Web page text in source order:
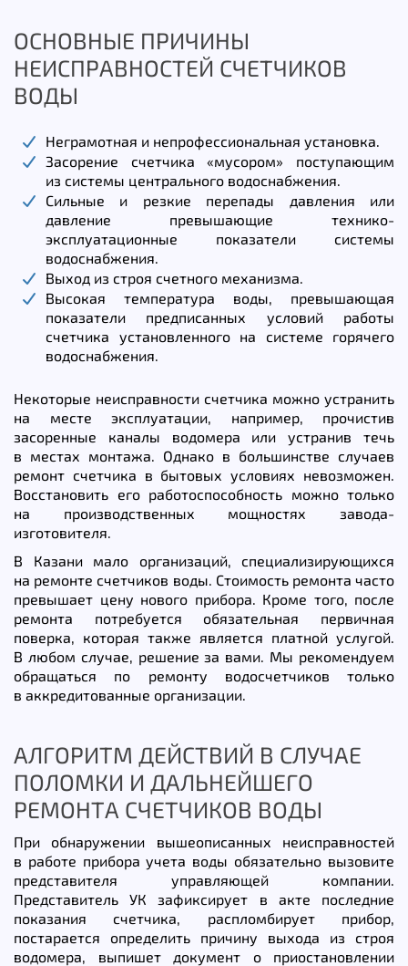
ОСНОВНЫЕ ПРИЧИНЫ
НЕИСПРАВНОСТЕЙ СЧЕТЧИКОВ
ВОДЫ
Неграмотная и непрофессиональная установка.
Засорение счетчика «мусором» поступающим
из системы центрального водоснабжения.
Сильные и резкие перепады давления или
давление превышающие технико-
эксплуатационные показатели системы
водоснабжения.
Выход из строя счетного механизма.
Высокая температура воды, превышающая
показатели предписанных условий работы
счетчика установленного на системе горячего
водоснабжения.
Некоторые неисправности счетчика можно устранить
на месте эксплуатации, например, прочистив
засоренные каналы водомера или устранив течь
в местах монтажа. Однако в большинстве случаев
ремонт счетчика в бытовых условиях невозможен.
Восстановить его работоспособность можно только
на производственных мощностях завода-
изготовителя.
В Казани мало организаций, специализирующихся
на ремонте счетчиков воды. Стоимость ремонта часто
превышает цену нового прибора. Кроме того, после
ремонта потребуется обязательная первичная
поверка, которая также является платной услугой.
В любом случае, решение за вами. Мы рекомендуем
обращаться по ремонту водосчетчиков только
в аккредитованные организации.
АЛГОРИТМ ДЕЙСТВИЙ В СЛУЧАЕ
ПОЛОМКИ И ДАЛЬНЕЙШЕГО
РЕМОНТА СЧЕТЧИКОВ ВОДЫ
При обнаружении вышеописанных неисправностей
в работе прибора учета воды обязательно вызовите
представителя управляющей компании.
Представитель УК зафиксирует в акте последние
показания счетчика, распломбирует прибор,
постарается определить причину выхода из строя
водомера, выпишет документ о приостановлении